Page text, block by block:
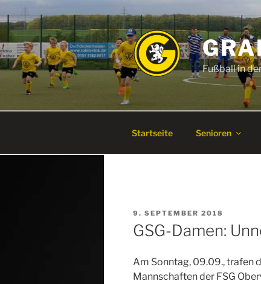
Inhalt
springen
Fußball in
Startseite Senioren
VERÖFFENTLICHT
AM
9. SEPTEMBER 2018
GSG-Damen:
Am Sonntag, 09.09., trafen
Mannschaften der FSG